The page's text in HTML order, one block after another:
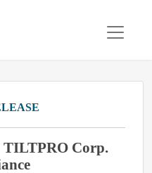
TILTPRO Corp.